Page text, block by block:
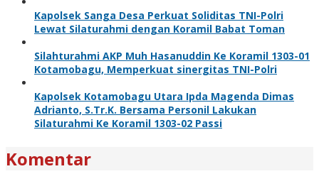
Kapolsek Sanga Desa Perkuat Soliditas TNI-Polri
Lewat Silaturahmi dengan Koramil Babat Toman
Silahturahmi AKP Muh Hasanuddin Ke Koramil 1303-01
Kotamobagu, Memperkuat sinergitas TNI-Polri
Kapolsek Kotamobagu Utara Ipda Magenda Dimas
Adrianto, S.Tr.K. Bersama Personil Lakukan
Silaturahmi Ke Koramil 1303-02 Passi
Komentar